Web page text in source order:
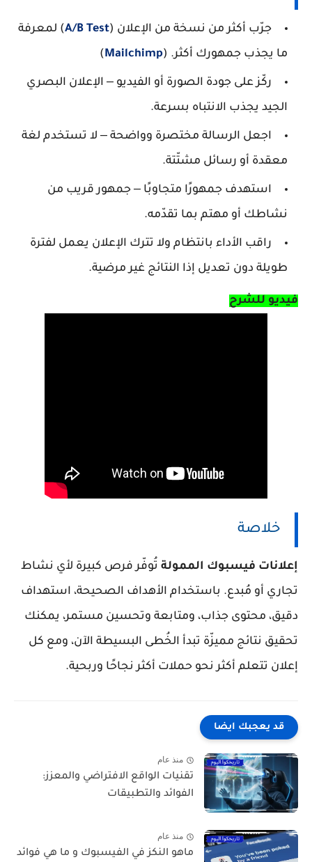
جرّب أكثر من نسخة من الإعلان (A/B Test) لمعرفة
ما يجذب جمهورك أكثر. (Mailchimp
)
ركّز على جودة الصورة أو الفيديو ‒ الإعلان البصري
الجيد يجذب الانتباه بسرعة.
اجعل الرسالة مختصرة وواضحة ‒ لا تستخدم لغة
معقدة أو رسائل مشتّتة.
استهدف جمهورًا متجاوبًا ‒ جمهور قريب من
نشاطك أو مهتم بما تقدّمه.
راقب الأداء بانتظام ولا تترك الإعلان يعمل لفترة
طويلة دون تعديل إذا النتائج غير مرضية.
فيديو للشرح
خلاصة
إعلانات فيسبوك الممولة تُوفّر فرص كبيرة لأي نشاط
تجاري أو مُبدع. باستخدام الأهداف الصحيحة، استهداف
دقيق، محتوى جذاب، ومتابعة وتحسين مستمر، يمكنك
تحقيق نتائج مميزّة تبدأ الخُطى البسيطة الآن، ومع كل
إعلان تتعلم أكثر نحو حملات أكثر نجاحًا وربحية.
قد يعجبك ايضا
منذ عام
تقنيات الواقع الافتراضي والمعزز:
الفوائد والتطبيقات
منذ عام
ماهو النكز في الفيسبوك و ما هي فوائد